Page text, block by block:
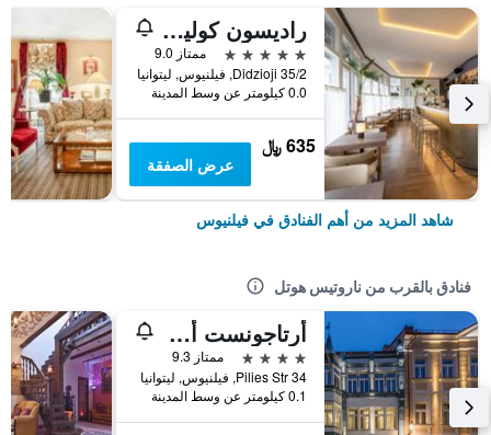
راديسون كوليكشن أستوريجا هوتل، فيلنيوس
5 نجوم
ممتاز 9.0
Didzioji 35/2, فيلنيوس, ليتوانيا
0.0 كيلومتر عن وسط المدينة
635 ﷼
عرض الصفقة
شاهد المزيد من أهم الفنادق في فيلنيوس
فنادق بالقرب من ناروتيس هوتل
أرتاجونست أرت هوتل
4 نجوم
ممتاز 9.3
Pilies Str 34, فيلنيوس, ليتوانيا
0.1 كيلومتر عن وسط المدينة